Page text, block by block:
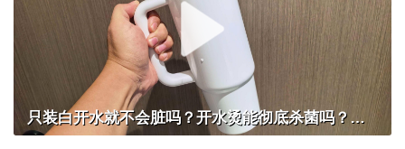
只装白开水就不会脏吗？开水烫能彻底杀菌吗？感控专家详解“吸管杯”藏菌真相｜都视频·热观察